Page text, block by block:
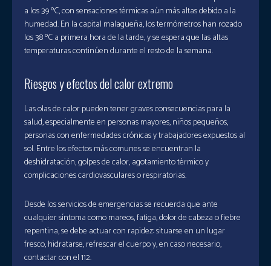
a los 39 ºC, con sensaciones térmicas aún más altas debido a la
humedad. En la capital malagueña, los termómetros han rozado
los 38 ºC a primera hora de la tarde, y se espera que las altas
temperaturas continúen durante el resto de la semana.
Riesgos y efectos del calor extremo
Las olas de calor pueden tener graves consecuencias para la
salud, especialmente en personas mayores, niños pequeños,
personas con enfermedades crónicas y trabajadores expuestos al
sol. Entre los efectos más comunes se encuentran la
deshidratación, golpes de calor, agotamiento térmico y
complicaciones cardiovasculares o respiratorias.
Desde los servicios de emergencias se recuerda que ante
cualquier síntoma como mareos, fatiga, dolor de cabeza o fiebre
repentina, se debe actuar con rapidez: situarse en un lugar
fresco, hidratarse, refrescar el cuerpo y, en caso necesario,
contactar con el 112.